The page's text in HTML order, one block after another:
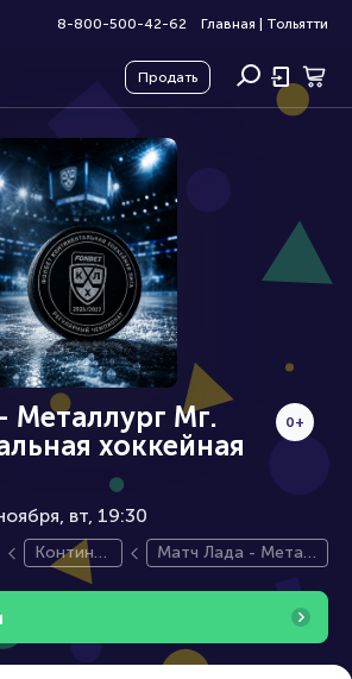
8-800-500-42-62 Главная Тольятти
Продать
Металлург Мг.
хоккейная
0+
вт, 19:30
Контине
нтальная
Хоккейна
Матч Лада - Метал
альная хоккейная л